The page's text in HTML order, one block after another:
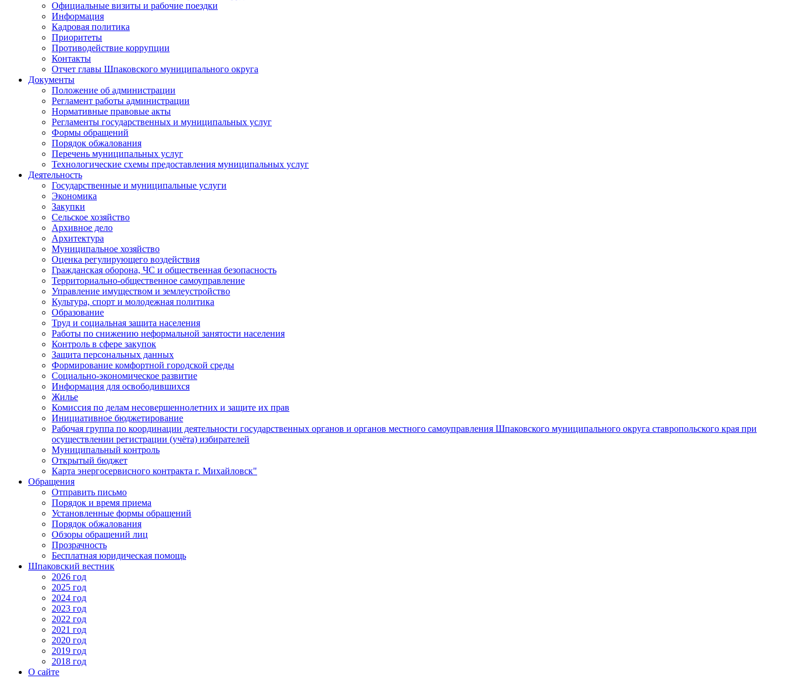
Официальные визиты и рабочие поездки
Информация
Кадровая политика
Приоритеты
Противодействие коррупции
Контакты
Отчет главы Шпаковского муниципального округа
Документы
Положение об администрации
Регламент работы администрации
Нормативные правовые акты
Регламенты государственных и муниципальных услуг
Формы обращений
Порядок обжалования
Перечень муниципальных услуг
Технологические схемы предоставления муниципальных услуг
Деятельность
Государственные и муниципальные услуги
Экономика
Закупки
Сельское хозяйство
Архивное дело
Архитектура
Муниципальное хозяйство
Оценка регулирующего воздействия
Гражданская оборона, ЧС и общественная безопасность
Территориально-общественное самоуправление
Управление имуществом и землеустройство
Культура, спорт и молодежная политика
Образование
Труд и социальная защита населения
Работы по снижению неформальной занятости населения
Контроль в сфере закупок
Защита персональных данных
Формирование комфортной городской среды
Социально-экономическое развитие
Информация для освободившихся
Жилье
Комиссия по делам несовершеннолетних и защите их прав
Инициативное бюджетирование
Рабочая группа по координации деятельности государственных органов и органов местного самоуправления Шпаковского муниципального округа ставропольского края при
осуществлении регистрации (учёта) избирателей
Муниципальный контроль
Открытый бюджет
Карта энергосервисного контракта г. Михайловск"
Обращения
Отправить письмо
Порядок и время приема
Установленные формы обращений
Порядок обжалования
Обзоры обращений лиц
Прозрачность
Бесплатная юридическая помощь
Шпаковский вестник
2026 год
2025 год
2024 год
2023 год
2022 год
2021 год
2020 год
2019 год
2018 год
О сайте